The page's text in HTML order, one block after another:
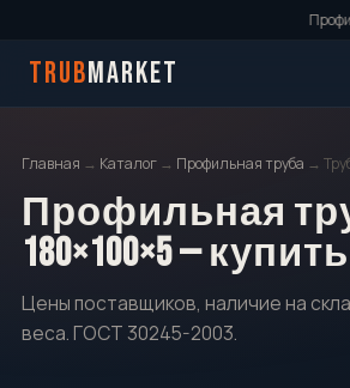
TRUBMARKET
Главная → Каталог → Профильная труба →
Профильная
180×100×5 —
Цены поставщиков, наличие на
веса. ГОСТ 30245-2003.